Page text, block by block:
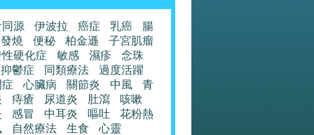
源 伊波拉 癌症 乳癌
腸
發燒
便秘 柏金遜
子宮肌瘤
硬化症
敏感 濕疹
念珠
抑鬱症
同類療法
過度活躍
心臟病 關節炎 中風
青
痔瘡 尿道炎 肚瀉
咳嗽
感冒 中耳炎 嘔吐
花粉熱
自然療法 生食 心靈